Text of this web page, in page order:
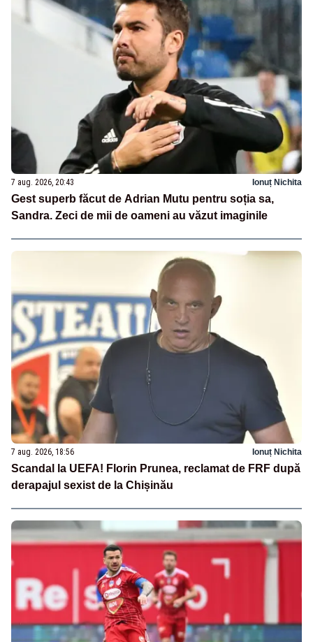
7 aug. 2026, 20:43 Ionuț Nichita
Gest superb făcut de Adrian Mutu pentru soția sa,
Sandra. Zeci de mii de oameni au văzut imaginile
7 aug. 2026, 18:56 Ionuț Nichita
Scandal la UEFA! Florin Prunea, reclamat de FRF după
derapajul sexist de la Chișinău